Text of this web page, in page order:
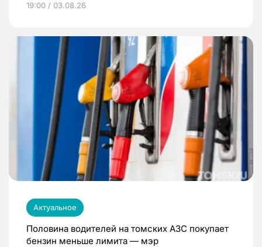
19:00 / 03.08.26
Актуальное
Половина водителей на томских АЗС покупает
бензин меньше лимита — мэр